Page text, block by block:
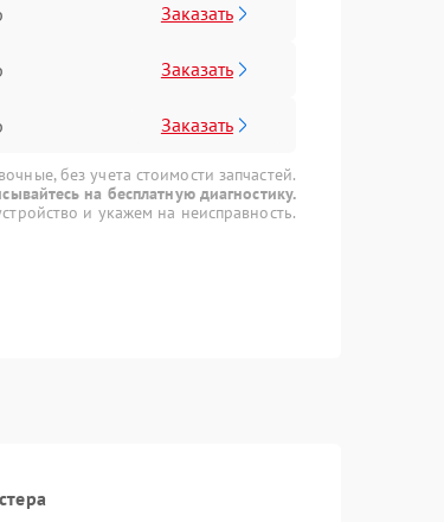
Заказать
Заказать
Заказать
без учета стоимости запчастей.
на бесплатную диагностику.
и укажем на неисправность.